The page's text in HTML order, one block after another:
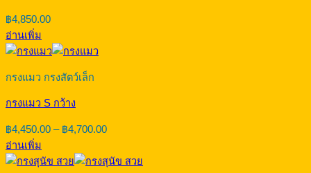
฿4,850.00
อ่านเพิ่ม
กรงแมว กรงสัตว์เล็ก
กรงแมว S กว้าง
฿4,450.00 – ฿4,700.00Price
through
อ่านเพิ่ม